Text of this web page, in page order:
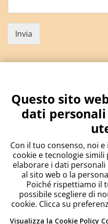
Invia
El chat está activo
de
Italia: Tel.
Espana: Tel.
Questo sito
dati
Con il tuo consenso, noi
cookie e tecnologie
elaborare i dati personali
al sito web o la
Poiché rispettiamo il
possibile scegliere di
cookie. Clicca su
Visualizza la Cookie Policy